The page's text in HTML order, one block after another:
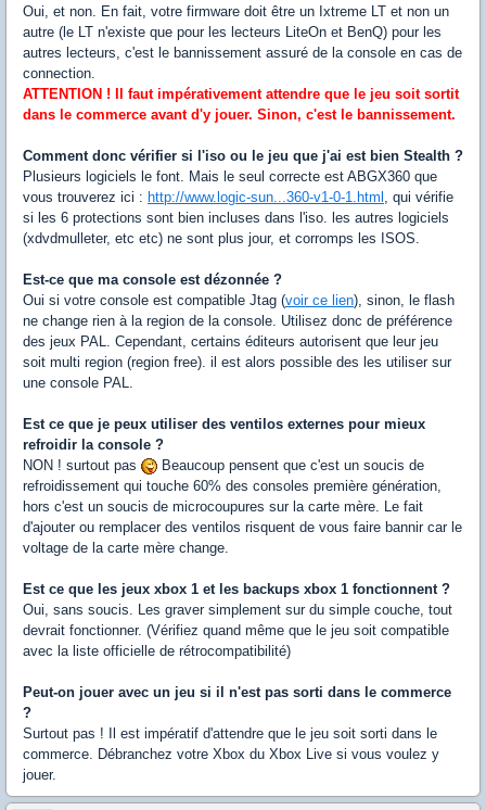
Oui, et non. En fait, votre firmware doit être un Ixtreme LT et non un
autre (le LT n'existe que pour les lecteurs LiteOn et BenQ) pour les
autres lecteurs, c'est le bannissement assuré de la console en cas de
connection.
ATTENTION ! Il faut impérativement attendre que le jeu soit sortit
dans le commerce avant d'y jouer. Sinon, c'est le bannissement.
Comment donc vérifier si l'iso ou le jeu que j'ai est bien Stealth ?
Plusieurs logiciels le font. Mais le seul correcte est ABGX360 que
vous trouverez ici : http://www.logic-sun...360-v1-0-1.html , qui vérifie
si les 6 protections sont bien incluses dans l'iso. les autres logiciels
(xdvdmulleter, etc etc) ne sont plus jour, et corromps les ISOS.
Est-ce que ma console est dézonnée ?
Oui si votre console est compatible Jtag (voir ce lien), sinon, le flash
ne change rien à la region de la console. Utilisez donc de préférence
des jeux PAL. Cependant, certains éditeurs autorisent que leur jeu
soit multi region (region free). il est alors possible des les utiliser sur
une console PAL.
Est ce que je peux utiliser des ventilos externes pour mieux
refroidir la console ?
NON ! surtout pas
Beaucoup pensent que c'est un soucis de
refroidissement qui touche 60% des consoles première génération,
hors c'est un soucis de microcoupures sur la carte mère. Le fait
d'ajouter ou remplacer des ventilos risquent de vous faire bannir car le
voltage de la carte mère change.
Est ce que les jeux xbox 1 et les backups xbox 1 fonctionnent ?
Oui, sans soucis. Les graver simplement sur du simple couche, tout
devrait fonctionner. (Vérifiez quand même que le jeu soit compatible
avec la liste officielle de rétrocompatibilité)
Peut-on jouer avec un jeu si il n'est pas sorti dans le commerce
?
Surtout pas ! Il est impératif d'attendre que le jeu soit sorti dans le
commerce. Débranchez votre Xbox du Xbox Live si vous voulez y
jouer.